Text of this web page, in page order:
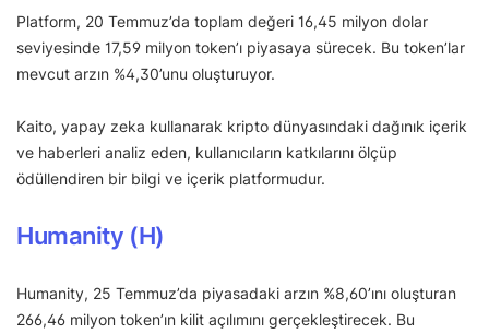
Platform, 20 Temmuz’da toplam değeri 16,45 milyon dolar
seviyesinde 17,59 milyon token’ı piyasaya sürecek. Bu token’lar
mevcut arzın %4,30’unu oluşturuyor.
Kaito, yapay zeka kullanarak kripto dünyasındaki dağınık içerik
ve haberleri analiz eden, kullanıcıların katkılarını ölçüp
ödüllendiren bir bilgi ve içerik platformudur.
Humanity (H)
Humanity, 25 Temmuz’da piyasadaki arzın %8,60’ını oluşturan
266,46 milyon token’ın kilit açılımını gerçekleştirecek. Bu